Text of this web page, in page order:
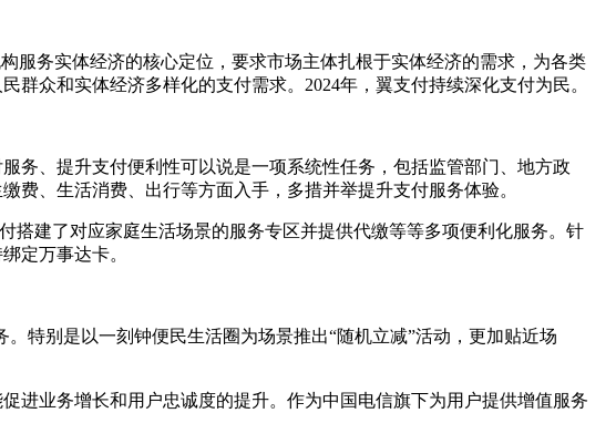
服务实体经济的核心定位，要求市场主体扎根于实体经济的需求，为各类
众和实体经济多样化的支付需求。2024年，翼支付持续深化支付为民。
务、提升支付便利性可以说是一项系统性任务，包括监管部门、地方政
费、生活消费、出行等方面入手，多措并举提升支付服务体验。
搭建了对应家庭生活场景的服务专区并提供代缴等等多项便利化服务。针
定万事达卡。
特别是以一刻钟便民生活圈为场景推出“随机立减”活动，更加贴近场
进业务增长和用户忠诚度的提升。作为中国电信旗下为用户提供增值服务